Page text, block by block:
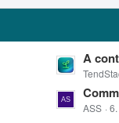
L
e
t
z
A control panel
ASS